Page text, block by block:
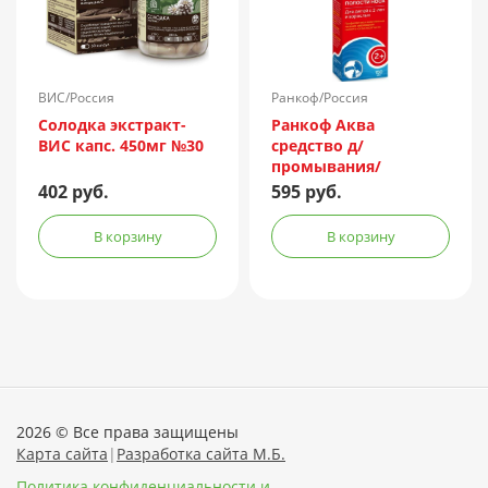
ВИС/Россия
Солодка экстракт-
ВИС капс. 450мг №30
402 руб.
В корзину
Ранкоф/Россия
Ранкоф Аква
средство д/
промывания/
орошения носа 150мл
(душ)
595 руб.
В корзину
2026 © Все права защищены
Карта сайта | Разработка сайта М.Б.